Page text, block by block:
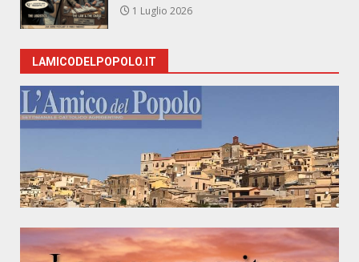
1 Luglio 2026
LAMICODELPOPOLO.IT